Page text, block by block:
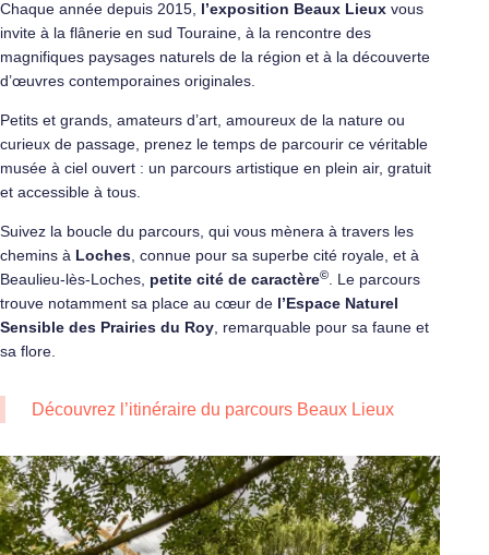
Chaque année depuis 2015, l’exposition Beaux Lieux vous
invite à la flânerie en sud Touraine, à la rencontre des
magnifiques paysages naturels de la région et à la découverte
d’œuvres contemporaines originales.
Petits et grands, amateurs d’art, amoureux de la nature ou
curieux de passage, prenez le temps de parcourir ce véritable
musée à ciel ouvert : un parcours artistique en plein air, gratuit
et accessible à tous.
Suivez la boucle du parcours, qui vous mènera à travers les
chemins à Loches , connue pour sa superbe cité royale, et à
Beaulieu-lès-Loches, petite cité de caractère©
. Le parcours
trouve notamment sa place au cœur de l’Espace Naturel
Sensible des Prairies du Roy , remarquable pour sa faune et
sa flore.
Découvrez l’itinéraire du parcours Beaux Lieux